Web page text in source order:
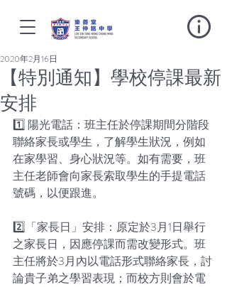
【特別通知】學校停課最新
安排
2020年2月16日
1️⃣ 陽光電話：班主任於停課期間分階段
聯絡家長或學生，了解學生狀況，例如
在家學習、身心狀況等。如有需要，班
主任老師會向家長索取學生的手提電話
號碼，以便跟進。
2️⃣「家長日」安排：原定於3月1日舉行
之家長日，因應停課而需改變形式。班
主任將於3月內以電話形式聯絡家長，討
論貴子弟之學習表現；而校方則會於電